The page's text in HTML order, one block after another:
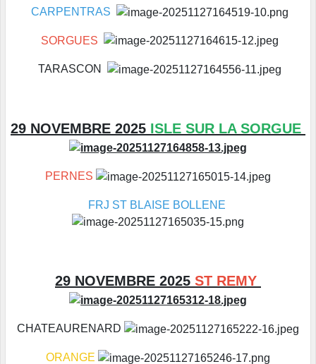
CARPENTRAS
SORGUES
TARASCON
29 NOVEMBRE 2025 ISLE SUR LA SORGUE
PERNES
FRJ ST BLAISE BOLLENE
29 NOVEMBRE 2025 ST REMY
CHATEAURENARD
ORANGE